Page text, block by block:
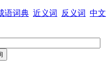
语词典 近义词 反义词 中文